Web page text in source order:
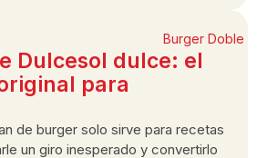
Dulcesol dulce: el
para
de burger solo sirve para recetas
un giro inesperado y convertirlo